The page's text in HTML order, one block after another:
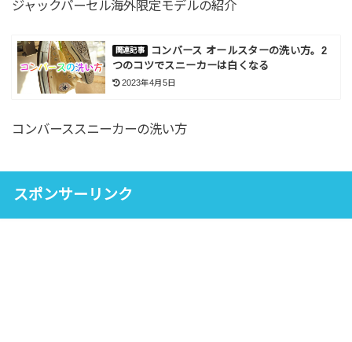
ジャックパーセル海外限定モデルの紹介
コンバース オールスターの洗い方。2
つのコツでスニーカーは白くなる
2023年4月5日
コンバーススニーカーの洗い方
スポンサーリンク